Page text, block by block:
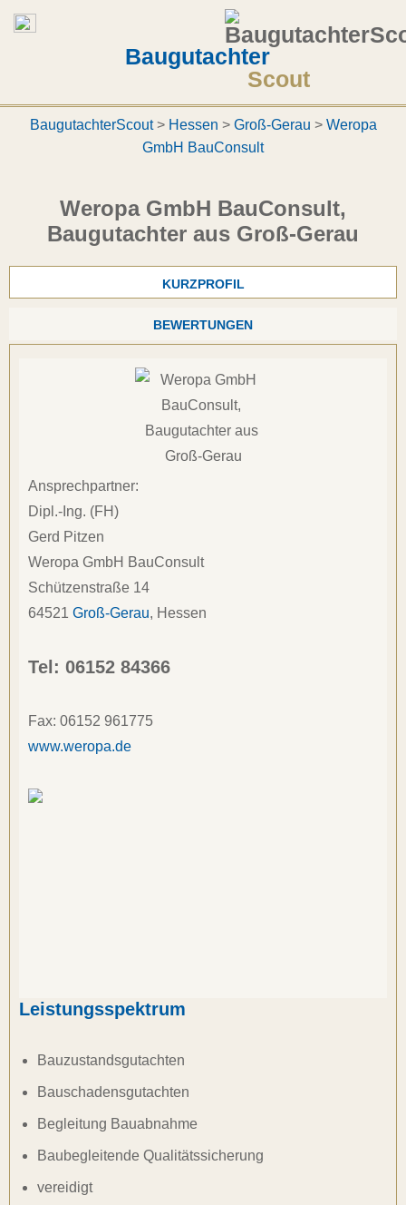
Baugutachter
Scout
BaugutachterScout> Hessen > Groß-Gerau > Weropa
GmbH BauConsult
Weropa GmbH BauConsult,
Baugutachter aus Groß-Gerau
KURZPROFIL
BEWERTUNGEN
Ansprechpartner:
Dipl.-Ing. (FH)
Gerd Pitzen
Weropa GmbH BauConsult
Schützenstraße 14
64521 Groß-Gerau, Hessen
Tel: 06152 84366
Fax: 06152 961775
www.weropa.de
Leistungsspektrum
Bauzustandsgutachten
Bauschadensgutachten
Begleitung Bauabnahme
Baubegleitende Qualitätssicherung
vereidigt